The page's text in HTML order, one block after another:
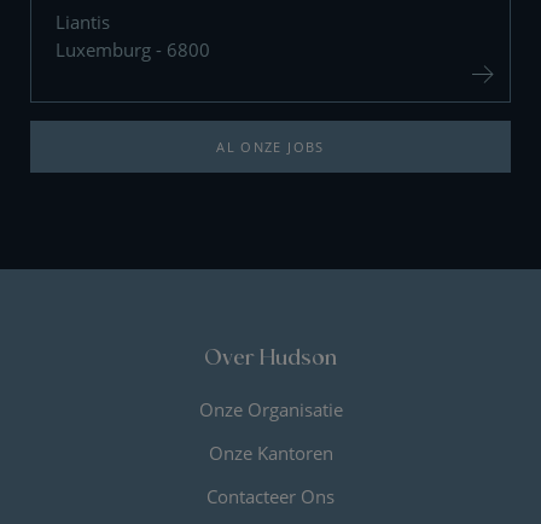
Liantis
Luxemburg - 6800
AL ONZE JOBS
Over Hudson
Onze Organisatie
Onze Kantoren
Contacteer Ons